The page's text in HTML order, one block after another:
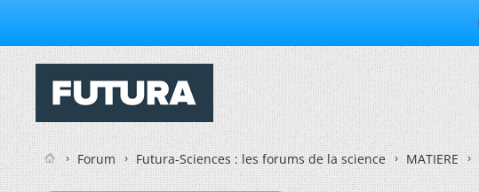
Forum Futura-Sciences : les forums de la science MATIERE